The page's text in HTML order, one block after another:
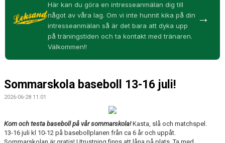
STÖDMEDLEM/SPONSRING
HITTA TILL VÅRA PLANER
DOKUMENT
Här kan du göra en intresseanmälan dig till
något av våra lag. Om vi inte hunnit kika på din
intresseanmälan så är det bara att dyka upp
på träningstiden och ta kontakt med tränaren.
Välkommen!!
→
Sommarskola baseboll 13-16 juli!
2026-06-28 11:01
Kom och testa baseboll på vår sommarskola!Kasta, slå och matchspel.
13-16 juli kl 10-12 på basebollplanen från ca 6 år och uppåt.